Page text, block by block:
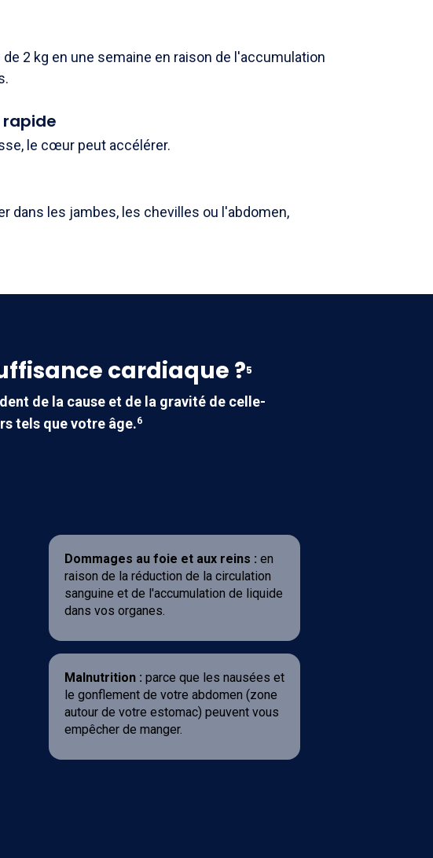
2 kg en une semaine en raison de l'accumulation
le cœur peut accélérer.
dans les jambes, les chevilles ou l'abdomen,
cardiaque ?5
de la cause et de la gravité de celle-
tels que votre âge.6
Dommages au foie et aux reins : en
raison de la réduction de la circulation
sanguine et de l'accumulation de liquide
dans vos organes.
Malnutrition : parce que les nausées et
le gonflement de votre abdomen (zone
autour de votre estomac) peuvent vous
empêcher de manger.